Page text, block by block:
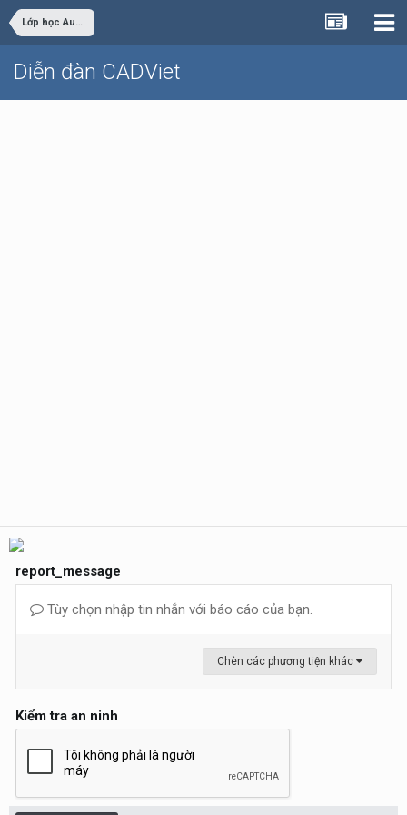
Lớp học AutoCAD nâng cao chuyên nghiệp Online
Diễn đàn CADViet
report_message
Tùy chọn nhập tin nhắn với báo cáo của bạn.
Chèn các phương tiện khác
Kiểm tra an ninh